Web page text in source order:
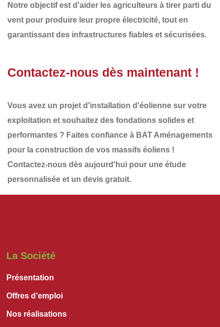
Notre objectif est d'aider les agriculteurs à tirer parti du
vent pour produire leur propre électricité, tout en
garantissant des infrastructures fiables et sécurisées.
Contactez-nous dès maintenant !
Vous avez un projet d'installation d'éolienne sur votre
exploitation et souhaitez des fondations solides et
performantes ? Faites confiance à BAT Aménagements
pour la construction de vos massifs éoliens !
Contactez-nous dès aujourd'hui pour une étude
personnalisée et un devis gratuit.
La Société
Présentation
Offres d’emploi
Nos réalisations